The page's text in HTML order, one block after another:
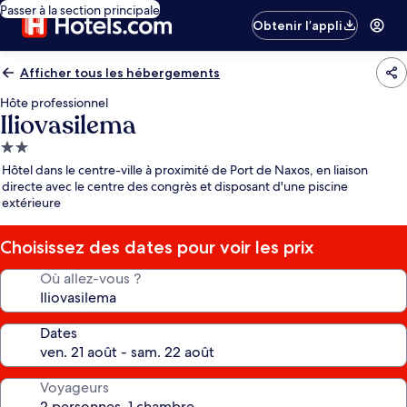
Passer à la section principale
Obtenir l’appli
Afficher tous les hébergements
Hôte professionnel
Iliovasilema
Hébergement
2.0 étoiles
Hôtel dans le centre-ville à proximité de Port de Naxos, en liaison
directe avec le centre des congrès et disposant d'une piscine
extérieure
Choisissez des dates pour voir les prix
Où allez-vous ?
Dates
Voyageurs